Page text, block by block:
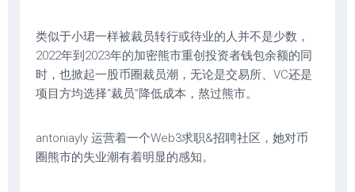
类似于小珺一样被裁员转行或待业的人并不是少数，
2022年到2023年的加密熊市重创投资者钱包余额的同
时，也掀起一股币圈裁员潮，无论是交易所、VC还是
项目方均选择“裁员”降低成本，熬过熊市。
antoniayly 运营着一个Web3求职&招聘社区，她对币
圈熊市的失业潮有着明显的感知。